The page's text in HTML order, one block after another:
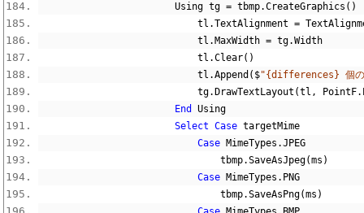
                        Using tg
= tbmp.CreateGraphics ()
                            tl
.TextAlignment =
                            tl
. MaxWidth = tg.Width
                            tl
.Clear()
                            tl
.Append ($"{differences} 個の
                            tg
. DrawTextLayout (tl , PointF.
End
Using
Select Case targetMime
Case MimeTypes .JPEG
                                tbmp
.SaveAsJpeg(ms )
Case MimeTypes . PNG
                                tbmp
.SaveAsPng(ms )